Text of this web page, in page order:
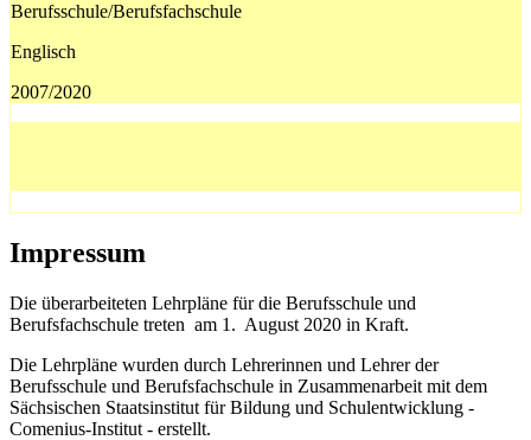
Berufsschule/Berufsfachschule
Englisch
2007/2020
Impressum
Die überarbeiteten Lehrpläne für die Berufsschule und
Berufsfachschule treten am 1. August 2020 in Kraft.
Die Lehrpläne wurden durch Lehrerinnen und Lehrer der
Berufsschule und Berufsfachschule in Zusammenarbeit mit dem
Sächsischen Staatsinstitut für Bildung und Schulentwicklung -
Comenius-Institut - erstellt.